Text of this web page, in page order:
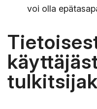
voi olla